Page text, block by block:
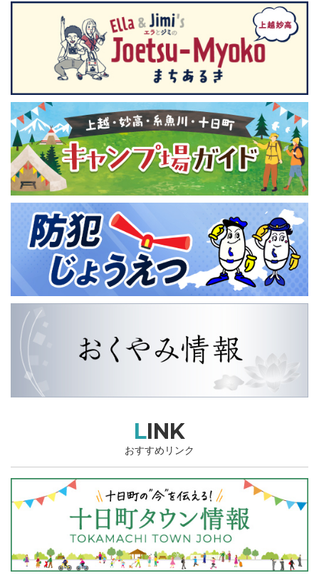
LINK
おすすめリンク